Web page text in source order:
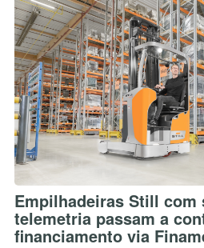
Empilhadeiras Still com
telemetria passam a
financiamento via